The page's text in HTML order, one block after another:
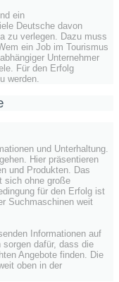
ein
Deutsche davon
zu verlegen. Dazu muss
Wem ein Job im Tourismus
Unternehmer
Für den Erfolg
werden.
und Unterhaltung.
Hier präsentieren
und Produkten. Das
sich ohne große
für den Erfolg ist
Suchmaschinen weit
Informationen auf
dafür, dass die
Angebote finden. Die
oben in der